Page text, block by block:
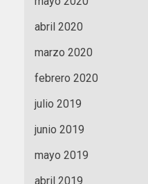
abril 2020
marzo 2020
febrero 2020
julio 2019
junio 2019
mayo 2019
abril 2019